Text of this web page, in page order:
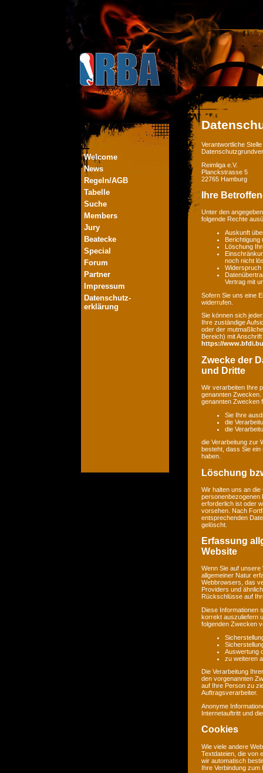
Welcome
News
Regeln/AGB
Tabelle
Suche
Members
Jury
Beatecke
Special
Forum
Partner
Impressum
Datenschutz-
erklärung
Verantwortliche
Reimliga e.V.
Planckstrasse 5
22765 Hamburg
Ihre
Unter den
folgende Rechte
Auskunft
Berichtigung
Löschung
noch nicht
Widerspruch
Vertrag mit
Sofern Sie uns eine
widerrufen.
Sie können sich
Ihre zuständige
oder der
Bereich) mit
https://
Zwecke der
und Dritte
Wir verarbeiten Ihre
genannten
genannten Zwecken
Sie Ihre
die
die
die Verarbeitung zur
besteht, dass Sie
haben.
Löschung
Wir halten uns an
personenbezogenen
erforderlich ist oder
vorsehen. Nach
entsprechenden
gelöscht.
Erfassung
Website
Wenn Sie auf
allgemeiner Natur
Webbrowsers, das
Providers und
Rückschlüsse auf
Diese Informationen
korrekt auszuliefern
folgenden Zwecken
Auswertung
zu weiteren
Die Verarbeitung
den vorgenannten
auf Ihre Person zu
Auftragsverarbeiter.
Anonyme
Internetauftritt und
Cookies
Wie viele andere
Textdateien, die von
wir automatisch
Ihre Verbindung zum